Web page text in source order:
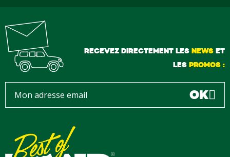
RECEVEZ DIRECTEMENT LES NEWSET
LES PROMOS :
OK